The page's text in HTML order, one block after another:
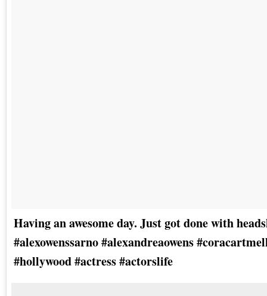
Having an awesome day. Just got done with
#alexowenssarno #alexandreaowens
#hollywood #actress #actorslife